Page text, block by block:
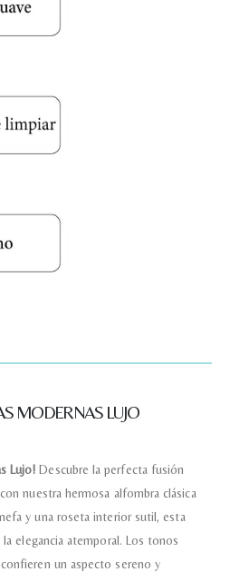
MODERNAS LUJO
Lujo!Descubre la perfecta fusión
nuestra hermosa alfombra clásica
y una roseta interior sutil, esta
elegancia atemporal. Los tonos
un aspecto sereno y
*